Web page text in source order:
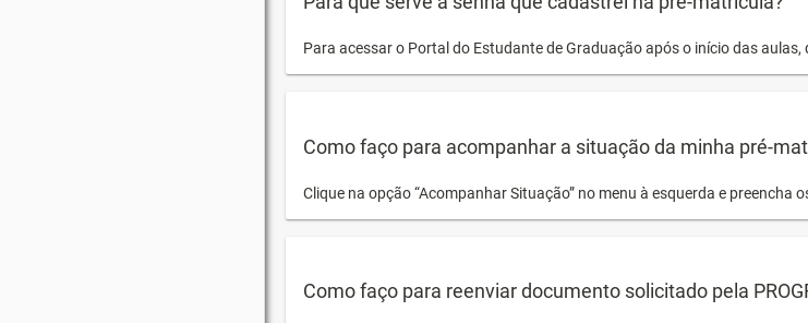
Para acessar o Portal do Estudante de Graduação após o início das
Como faço para acompanhar a situação da minha pré-
Clique na opção “Acompanhar Situação” no menu à esquerda e
Como faço para reenviar documento solicitado pela